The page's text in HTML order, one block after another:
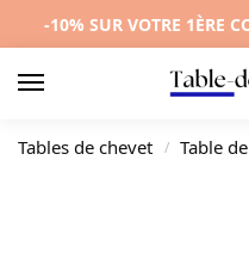
-10% SUR VOTRE 1ÈRE
Tables de chevet / Table